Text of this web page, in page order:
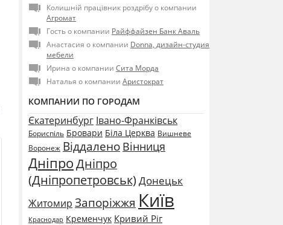
Колишній працівник роздрібу о компании
Агромат
Гость о компании Райффайзен Банк Аваль
Анастасия о компании Donna, дизайн-студия
мебели
Ирина о компании Сита Морда
Наталья о компании Аристократ
КОМПАНИИ ПО ГОРОДАМ
Єкатеринбург Івано-Франківськ
Бориспіль Бровари Біла Церква Вишневе
Воронеж Віддалено Вінниця
ДніпроДніпро
(Дніпропетровськ) Донецьк
Житомир Запоріжжя Київ
Краснодар Кременчук Кривий Ріг